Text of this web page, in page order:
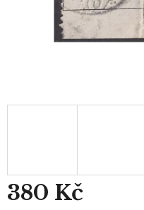
380 Kč